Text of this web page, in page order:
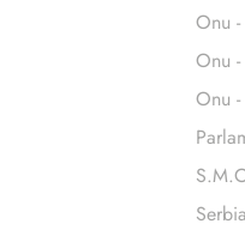
Onu
Onu
Onu
Serbia